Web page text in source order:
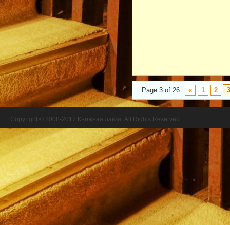
Page 3 of 26 « 1 2 3
Copyright © 2008-2017 Книжная лавка. All Rights Reserved.